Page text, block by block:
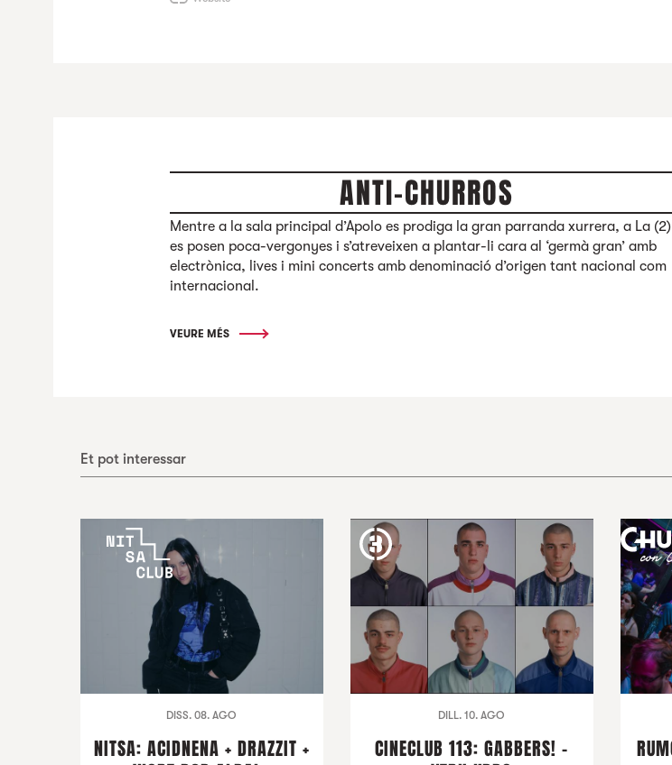
ANTI-CHURROS
Mentre a la sala principal d’Apolo es prodiga la gran parranda xurrera, a La (2)
es posen poca-vergonyes i s’atreveixen a plantar-li cara al ‘germà gran’ amb
electrònica, lives i mini concerts amb denominació d’origen tant nacional com
internacional.
VEURE MÉS
Et pot interessar
DISS. 08. AGO
NITSA: ACIDNENA + DRAZZIT +
DILL. 10. AGO
CINECLUB 113: GABBERS! -